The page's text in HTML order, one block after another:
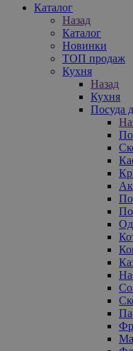
Каталог
Назад
Каталог
Новинки
ТОП продаж
Кухня
Назад
Кухня
Посуда